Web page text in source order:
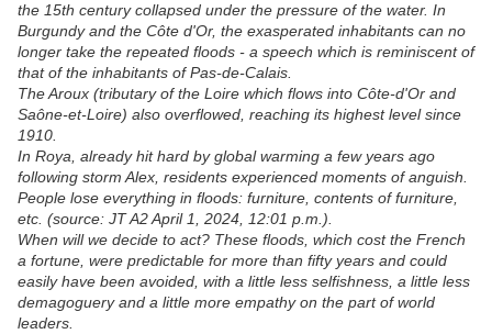
the 15th century collapsed under the pressure of the water. In
Burgundy and the Côte d'Or, the exasperated inhabitants can no
longer take the repeated floods - a speech which is reminiscent of
that of the inhabitants of Pas-de-Calais.
The Aroux (tributary of the Loire which flows into Côte-d'Or and
Saône-et-Loire) also overflowed, reaching its highest level since
1910.
In Roya, already hit hard by global warming a few years ago
following storm Alex, residents experienced moments of anguish.
People lose everything in floods: furniture, contents of furniture,
etc. (source: JT A2 April 1, 2024, 12:01 p.m.).
When will we decide to act? These floods, which cost the French
a fortune, were predictable for more than fifty years and could
easily have been avoided, with a little less selfishness, a little less
demagoguery and a little more empathy on the part of world
leaders.